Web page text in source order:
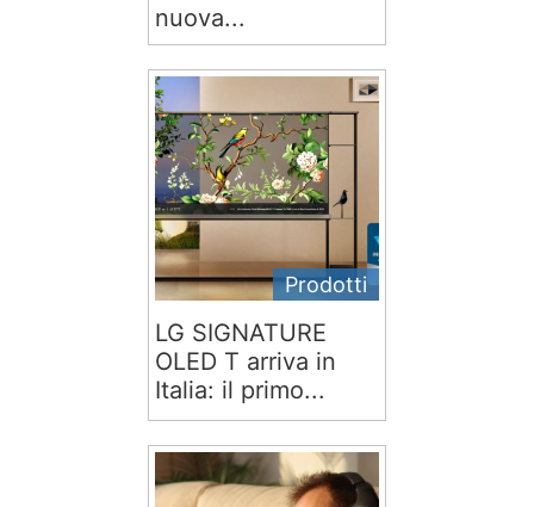
nuova...
Prodotti
LG SIGNATURE
OLED T arriva in
Italia: il primo...